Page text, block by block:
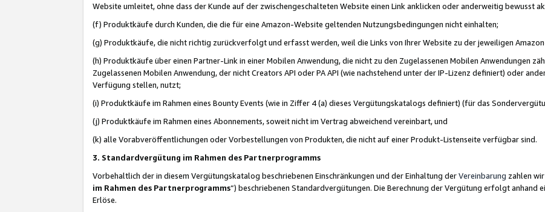
Website umleitet, ohne dass der Kunde auf der zwischengeschalteten Website einen Link anklicken oder anderweitig bewusst
(f) Produktkäufe durch Kunden, die die für eine Amazon-Website geltenden Nutzungsbedingungen nicht einhalten;
(g) Produktkäufe, die nicht richtig zurückverfolgt und erfasst werden, weil die Links von Ihrer Website zu der jeweiligen
(h) Produktkäufe über einen Partner-Link in einer Mobilen Anwendung, die nicht zu den Zugelassenen Mobilen Anwendungen
Zugelassenen Mobilen Anwendung, der nicht Creators API oder PA API (wie nachstehend unter der IP-Lizenz definiert) oder
Verfügung stellen, nutzt;
(i) Produktkäufe im Rahmen eines Bounty Events (wie in Ziffer 4 (a) dieses Vergütungskatalogs definiert) (für das
(j) Produktkäufe im Rahmen eines Abonnements, soweit nicht im Vertrag abweichend vereinbart, und
(k) alle Vorabveröffentlichungen oder Vorbestellungen von Produkten, die nicht auf einer Produkt-Listenseite verfügbar sind.
3. Standardvergütung im Rahmen des Partnerprogramms
Vorbehaltlich der in diesem Vergütungskatalog beschriebenen Einschränkungen und der Einhaltung derVereinbarung zahlen
im Rahmen des Partnerprogramms“) beschriebenen Standardvergütungen. Die Berechnung der Vergütung erfolgt anhand
Erlöse.